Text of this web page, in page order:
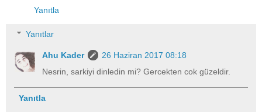
Yanıtla
Yanıtlar
Ahu Kader
26 Haziran 2017 08:18
Nesrin, sarkiyi dinledin mi? Gercekten cok güzeldir.
Yanıtla